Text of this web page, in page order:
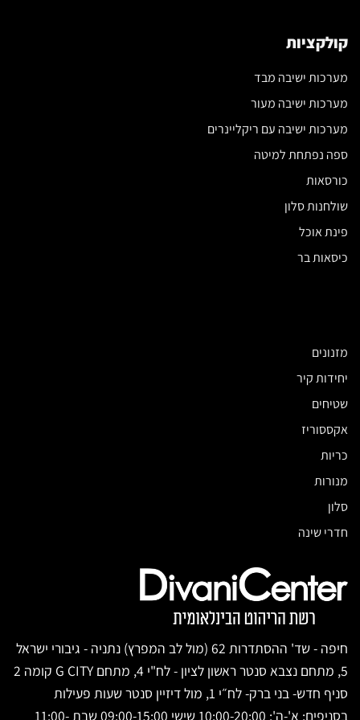
קולקציות
מערכות ישיבה מבד
מערכות ישיבה מעור
מערכות ישיבה עם ריקליינרים
ספה נפתחת למיטה
כורסאות
שולחנות סלון
פינת אוכל
כיסאות בר
מזנונים
יחידות קיר
שטיחים
אקססוריז
כריות
מנורות
סלון
חדרי שינה
חיפה - שד' ההסתדרות 62 (מול לב המפרץ) נתניה - גיבורי ישראל
5, מתחם נצבא סנטר ראשון לציון - לח"י 4, מתחם G CITY קומה 2
סניף חדש- בני ברק- לח״י 1, מול דיזיין סנטר שעות פעילות
בסניפים: א'-ה': 10:00-20:00 שישי 09:00-15:00 שבת 11:00-